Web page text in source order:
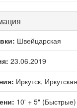
Швейцарская
23.06.2019
Иркутск,
10' + 5" (Быстрые)